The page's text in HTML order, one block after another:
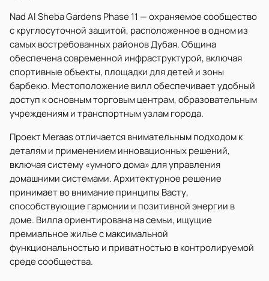
Nad Al Sheba Gardens Phase 11 — охраняемое сообщество
с круглосуточной защитой, расположенное в одном из
самых востребованных районов Дубая. Община
обеспечена современной инфраструктурой, включая
спортивные объекты, площадки для детей и зоны
барбекю. Местоположение вилл обеспечивает удобный
доступ к основным торговым центрам, образовательным
учреждениям и транспортным узлам города.
Проект Meraas отличается внимательным подходом к
деталям и применением инновационных решений,
включая систему «умного дома» для управления
домашними системами. Архитектурное решение
принимает во внимание принципы Васту,
способствующие гармонии и позитивной энергии в
доме. Вилла ориентирована на семьи, ищущие
премиальное жилье с максимальной
функциональностью и приватностью в контролируемой
среде сообщества.